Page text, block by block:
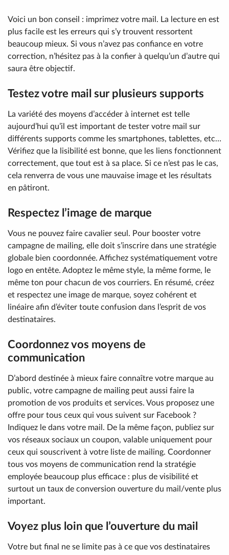
Voici un bon conseil : imprimez votre mail. La lecture en est
plus facile est les erreurs qui s’y trouvent ressortent
beaucoup mieux. Si vous n’avez pas confiance en votre
correction, n’hésitez pas à la confier à quelqu’un d’autre qui
saura être objectif.
Testez votre mail sur plusieurs supports
La variété des moyens d’accéder à internet est telle
aujourd’hui qu’il est important de tester votre mail sur
différents supports comme les smartphones, tablettes, etc…
Vérifiez que la lisibilité est bonne, que les liens fonctionnent
correctement, que tout est à sa place. Si ce n’est pas le cas,
cela renverra de vous une mauvaise image et les résultats
en pâtiront.
Respectez l’image de marque
Vous ne pouvez faire cavalier seul. Pour booster votre
campagne de mailing, elle doit s’inscrire dans une stratégie
globale bien coordonnée. Affichez systématiquement votre
logo en entête. Adoptez le même style, la même forme, le
même ton pour chacun de vos courriers. En résumé, créez
et respectez une image de marque, soyez cohérent et
linéaire afin d’éviter toute confusion dans l’esprit de vos
destinataires.
Coordonnez vos moyens de
communication
D’abord destinée à mieux faire connaître votre marque au
public, votre campagne de mailing peut aussi faire la
promotion de vos produits et services. Vous proposez une
offre pour tous ceux qui vous suivent sur Facebook ?
Indiquez le dans votre mail. De la même façon, publiez sur
vos réseaux sociaux un coupon, valable uniquement pour
ceux qui souscrivent à votre liste de mailing. Coordonner
tous vos moyens de communication rend la stratégie
employée beaucoup plus efficace : plus de visibilité et
surtout un taux de conversion ouverture du mail/vente plus
important.
Voyez plus loin que l’ouverture du mail
Votre but final ne se limite pas à ce que vos destinataires